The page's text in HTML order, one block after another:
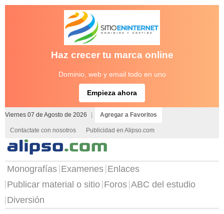
Haz crecer tu marca online
Dominio, web y email todo en uno
Empieza ahora
Viernes 07 de Agosto de 2026 Agregar a Favoritos
Contactate con nosotros Publicidad en Alipso.com
Monografías Examenes Enlaces
Publicar material o sitio Foros ABC del estudio
Diversión